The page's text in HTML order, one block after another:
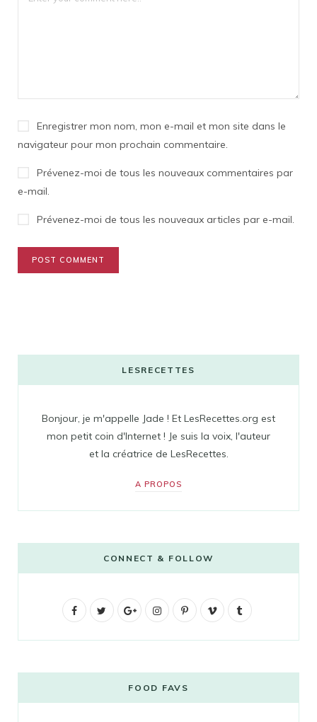
Enregistrer mon nom, mon e-mail et mon site dans le
navigateur pour mon prochain commentaire.
Prévenez-moi de tous les nouveaux commentaires par
e-mail.
Prévenez-moi de tous les nouveaux articles par e-mail.
LESRECETTES
Bonjour, je m'appelle Jade ! Et LesRecettes.org est
mon petit coin d'Internet ! Je suis la voix, l'auteur
et la créatrice de LesRecettes.
A PROPOS
CONNECT & FOLLOW
F
b
t
G
g
l
I
t
a
P
e
V
o
l
FOOD FAVS